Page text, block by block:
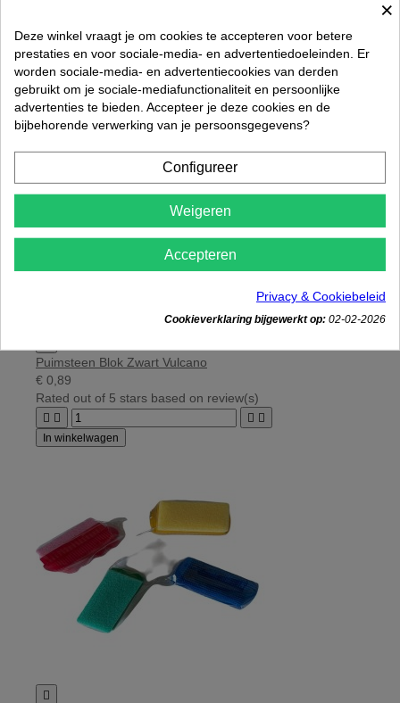
Puimsteen voetjes 24 stuks
€ 15,25
Ratedout of 5 stars based onreview(s)
Zie details
Puimsteen Blok Zwart Vulcano
€ 0,89
Rated out of 5 stars based on review(s)
   
In winkelwagen

×
Deze winkel vraagt je om cookies te accepteren voor betere
prestaties en voor sociale-media- en advertentiedoeleinden. Er
worden sociale-media- en advertentiecookies van derden
gebruikt om je sociale-mediafunctionaliteit en persoonlijke
advertenties te bieden. Accepteer je deze cookies en de
bijbehorende verwerking van je persoonsgegevens?
Configureer
Weigeren
Accepteren
Privacy & Cookiebeleid
Cookieverklaring bijgewerkt op: 02-02-2026